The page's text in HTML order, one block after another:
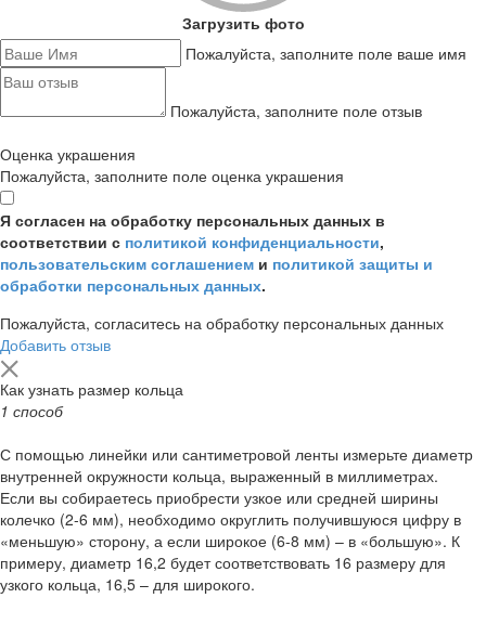
Загрузить фото
Пожалуйста, заполните поле ваше имя
Пожалуйста, заполните поле отзыв
Оценка украшения
Пожалуйста, заполните поле оценка украшения
Я согласен на обработку персональных данных в
соответствии с политикой конфиденциальности,
пользовательским соглашением и политикой защиты и
обработки персональных данных.
Пожалуйста, согласитесь на обработку персональных данных
Добавить отзыв
Как узнать размер кольца
1 способ
С помощью линейки или сантиметровой ленты измерьте диаметр
внутренней окружности кольца, выраженный в миллиметрах.
Если вы собираетесь приобрести узкое или средней ширины
колечко (2-6 мм), необходимо округлить получившуюся цифру в
«меньшую» сторону, а если широкое (6-8 мм) – в «большую». К
примеру, диаметр 16,2 будет соответствовать 16 размеру для
узкого кольца, 16,5 – для широкого.